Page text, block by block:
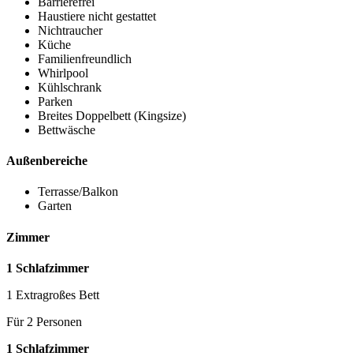
Haustiere nicht gestattet
Nichtraucher
Küche
Familienfreundlich
Whirlpool
Kühlschrank
Parken
Breites Doppelbett (Kingsize)
Bettwäsche
Außenbereiche
Terrasse/Balkon
Garten
Zimmer
1 Schlafzimmer
1 Extragroßes Bett
Für 2 Personen
1 Schlafzimmer